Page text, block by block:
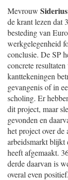
Mevrouw Siderius
de krant lezen dat
besteding van
werkgelegenheid
conclusie. De SP
concrete
kanttekeningen
gevangenis of in
scholing. Er
dit project, maar
gevonden en
het project over
arbeidsmarkt blijkt
heeft afgemaakt.
derde daarvan is
overal even positief.